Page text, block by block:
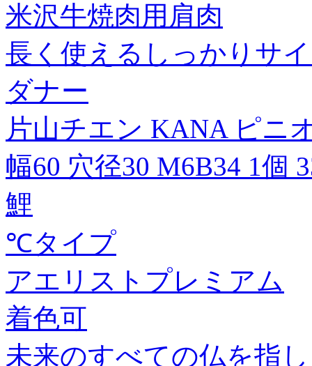
米沢牛焼肉用肩肉
長く使えるしっかりサ
ダナー
片山チエン KANA ピニ
幅60 穴径30 M6B34 1個
鯉
℃タイプ
アエリストプレミアム
着色可
未来のすべての仏を指し